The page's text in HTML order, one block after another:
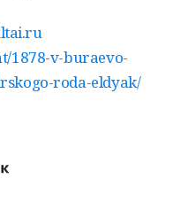
1878-v-buraevo-
roda-eldyak/